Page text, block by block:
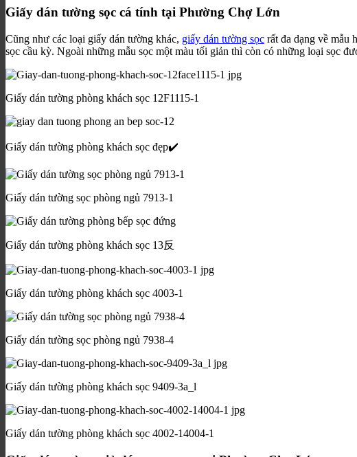
Giấy dán tường sọc cá tính tại Phường Chợ Lớn
Cũng như các loại giấy dán tường khác, giấy dán tường sọc rất đa dạng về mẫu
sọc cầu kỳ. Ngoài những mẫu sọc một màu tối giản thì còn có những loại sọc
Giấy dán tường phòng khách sọc 12F1115-1
Giấy dán tường phòng khách sọc đẹp✔️
Giấy dán tường sọc phòng ngủ 7913-1
Giấy dán tường phòng khách sọc 13反
Giấy dán tường phòng khách sọc 4003-1
Giấy dán tường sọc phòng ngủ 7938-4
Giấy dán tường phòng khách sọc 9409-3a_l
Giấy dán tường phòng khách sọc 4002-14004-1